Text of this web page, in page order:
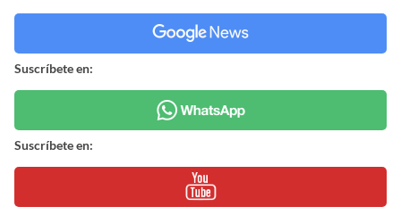
Suscríbete en:
Suscríbete en: